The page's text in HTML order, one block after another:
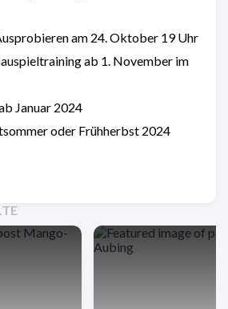
am 24. Oktober 19 Uhr
ab 1. November im
Januar 2024
oder Frühherbst 2024